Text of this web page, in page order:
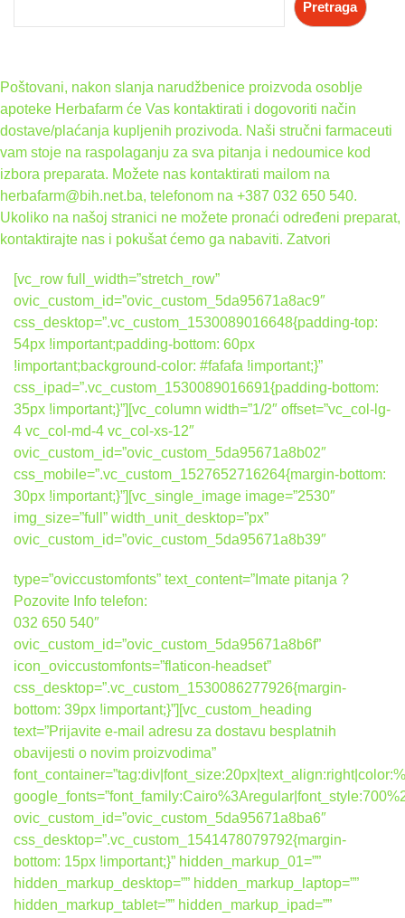
Pretraga
Poštovani, nakon slanja narudžbenice proizvoda osoblje
apoteke Herbafarm će Vas kontaktirati i dogovoriti način
dostave/plaćanja kupljenih prozivoda. Naši stručni farmaceuti
vam stoje na raspolaganju za sva pitanja i nedoumice kod
izbora preparata. Možete nas kontaktirati mailom na
herbafarm@bih.net.ba, telefonom na +387 032 650 540.
Ukoliko na našoj stranici ne možete pronaći određeni preparat,
kontaktirajte nas i pokušat ćemo ga nabaviti. Zatvori
[vc_row full_width=”stretch_row”
ovic_custom_id=”ovic_custom_5da95671a8ac9″
css_desktop=”.vc_custom_1530089016648{padding-top:
54px !important;padding-bottom: 60px
!important;background-color: #fafafa !important;}”
css_ipad=”.vc_custom_1530089016691{padding-bottom:
35px !important;}”][vc_column width=”1/2″ offset=”vc_col-lg-
4 vc_col-md-4 vc_col-xs-12″
ovic_custom_id=”ovic_custom_5da95671a8b02″
css_mobile=”.vc_custom_1527652716264{margin-bottom:
30px !important;}”][vc_single_image image=”2530″
img_size=”full” width_unit_desktop=”px”
ovic_custom_id=”ovic_custom_5da95671a8b39″
type=”oviccustomfonts” text_content=”Imate pitanja ?
Pozovite Info telefon:
032 650 540″
ovic_custom_id=”ovic_custom_5da95671a8b6f”
icon_oviccustomfonts=”flaticon-headset”
css_desktop=”.vc_custom_1530086277926{margin-
bottom: 39px !important;}”][vc_custom_heading
text=”Prijavite e-mail adresu za dostavu besplatnih
obavijesti o novim proizvodima”
ovic_custom_id=”ovic_custom_5da95671a8ba6″
css_desktop=”.vc_custom_1541478079792{margin-
bottom: 15px !important;}” hidden_markup_01=””
hidden_markup_desktop=”” hidden_markup_laptop=””
hidden_markup_tablet=”” hidden_markup_ipad=””